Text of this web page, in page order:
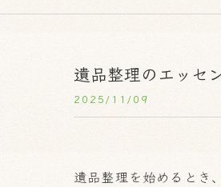
遺品整理のエッセ
2025/11/09
遺品整理を始めるとき